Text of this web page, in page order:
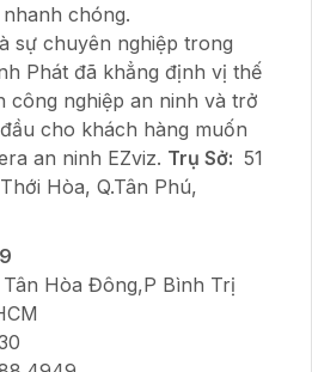
chóng.
sự chuyên nghiệp trong
Phát đã khẳng định vị thế
công nghiệp an ninh và trở
cho khách hàng muốn
an ninh EZviz. Trụ Sở: 51
Hòa, Q.Tân Phú,
Hòa Đông,P Bình Trị